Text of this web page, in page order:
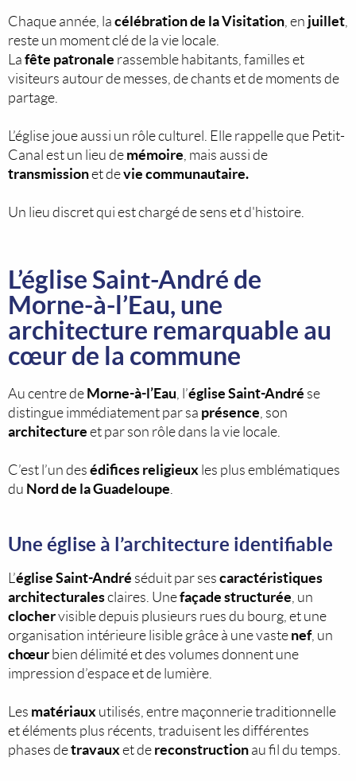
Chaque année, la célébration de la Visitation, en juillet,
reste un moment clé de la vie locale.
La fête patronale rassemble habitants, familles et
visiteurs autour de messes, de chants et de moments de
partage.
L’église joue aussi un rôle culturel. Elle rappelle que Petit-
Canal est un lieu de mémoire, mais aussi de
transmissionet devie communautaire.
Un lieu discret qui est chargé de sens et d'histoire.
L’église Saint-André de
Morne-à-l’Eau, une
architecture remarquable au
cœur de la commune
Au centre de Morne-à-l’Eau, l’église Saint-André se
distingue immédiatement par sa présence, son
architecture et par son rôle dans la vie locale.
C’est l’un des édifices religieux les plus emblématiques
du Nord de la Guadeloupe.
Une église à l’architecture identifiable
L’église Saint-André séduit par ses caractéristiques
architecturalesclaires. Unefaçade structurée, un
clochervisible depuis plusieurs rues du bourg, et une
organisation intérieure lisible grâce à une vaste nef, un
chœur bien délimité et des volumes donnent une
impression d’espace et de lumière.
Les matériaux utilisés, entre maçonnerie traditionnelle
et éléments plus récents, traduisent les différentes
phases detravauxet de reconstruction au fil du temps.